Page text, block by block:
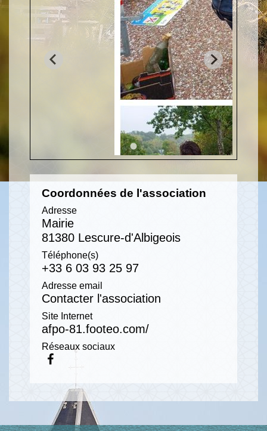
Coordonnées de l'association
Adresse
Mairie
81380 Lescure-d'Albigeois
Téléphone(s)
+33 6 03 93 25 97
Adresse email
Contacter l'association
Site Internet
afpo-81.footeo.com/
Réseaux sociaux